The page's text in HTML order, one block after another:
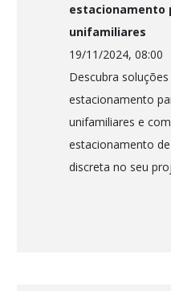
estacionamento
unifamiliares
19/11/2024, 08:00
Descubra
estacionamento
unifamiliares e
estacionamento
discreta no seu